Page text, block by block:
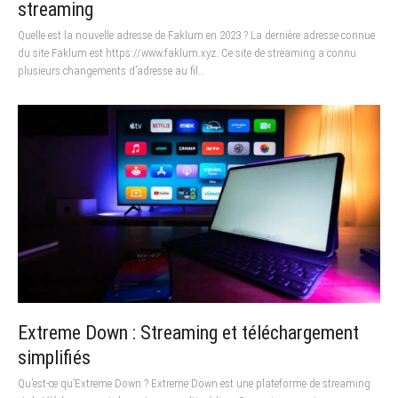
streaming
Quelle est la nouvelle adresse de Faklum en 2023 ? La dernière adresse connue
du site Faklum est https://www.faklum.xyz. Ce site de streaming a connu
plusieurs changements d’adresse au fil…
Extreme Down : Streaming et téléchargement
simplifiés
Qu’est-ce qu’Extreme Down ? Extreme Down est une plateforme de streaming